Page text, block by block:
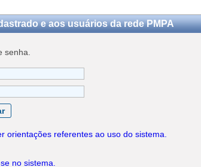
e aos usuários da rede PMPA
senha.
orientações referentes ao uso do sistema.
no sistema.